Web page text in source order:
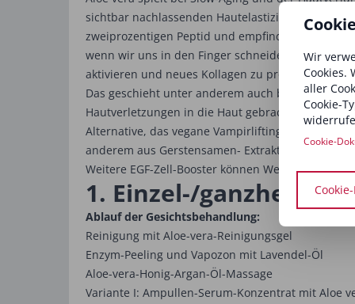
sichtbar nachlassenden Hautelastizität – sehr
zweiprozentigen Peptid und empfindlichen
wenn wir uns in den Finger schneiden oder
aktivieren und neues Kollagen zu produzieren.
Das geschieht unter anderem auch bei einem
Hautverletzungen in die Haut gebracht wird.
Alternative, das vegane Vampirlifting – eine
anderem aus Gerstensamen- Extrakt.
Weitere EGF-Zell-Booster können
1. Einzel-/
Ablauf der Gesichtsbehandlung:
Reinigung mit Aloe-vera-Reinigungsgel
Enzym-Peeling und Vapozon mit Lavendel-Öl
Aloe-vera-Honig-Argan-Öl-Massage
Variante I: Ampullen-Serum-Konzentrat mit Aloe
Wir
Cookies.
aller
Cookie-
Cookie-